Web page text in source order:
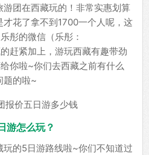
团在西藏玩的！非常实惠划算
花了拿不到1700一个人呢，这
彤的微信（乐彤：
赶紧加上，游玩西藏有趣带劲
你啦~你们去西藏之前有什么
题的啦~
游怎么玩？
的5日游路线啦~你们不知道过